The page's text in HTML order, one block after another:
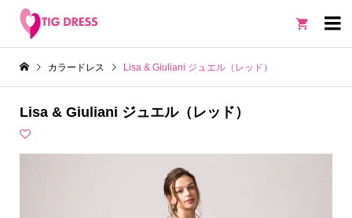

カラードレス Lisa & Giuliani ジュエル（レッド）
Lisa & Giuliani ジュエル（レッド）